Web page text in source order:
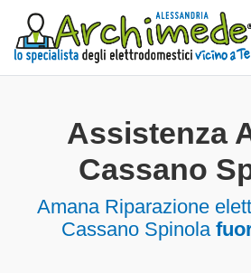
Assistenza
Cassano
Amana Riparazione
Cassano Spinola